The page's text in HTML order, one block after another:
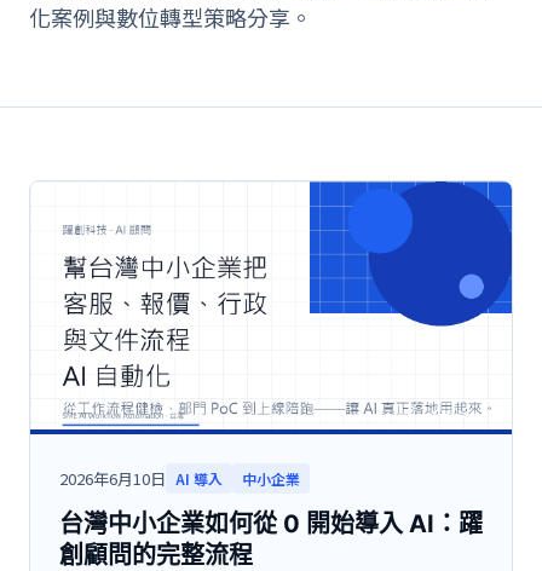
化案例與數位轉型策略分享。
2026年6月10日 AI 導入 中小企業
台灣中小企業如何從 0 開始導入 AI：躍
創顧問的完整流程